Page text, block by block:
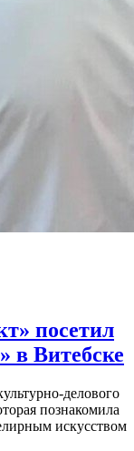
посетил
в Витебске
делового
познакомила
искусством